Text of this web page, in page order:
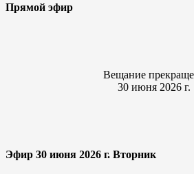
Прямой эфир
Вещание
30 июня 2026 г.
Эфир 30 июня 2026 г. Вторник